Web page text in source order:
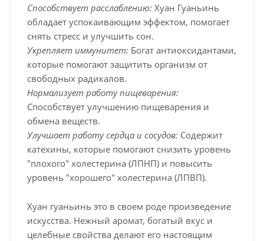
Способствует расслаблению: Хуан Гуаньинь
обладает успокаивающим эффектом, помогает
снять стресс и улучшить сон.
Укрепляет иммунитет: Богат антиоксидантами,
которые помогают защитить организм от
свободных радикалов.
Нормализует работу пищеварения:
Способствует улучшению пищеварения и
обмена веществ.
Улучшает работу сердца и сосудов: Содержит
катехины, которые помогают снизить уровень
"плохого" холестерина (ЛПНП) и повысить
уровень "хорошего" холестерина (ЛПВП).
Хуан гуаньинь это в своем роде произведение
искусства. Нежный аромат, богатый вкус и
целебные свойства делают его настоящим